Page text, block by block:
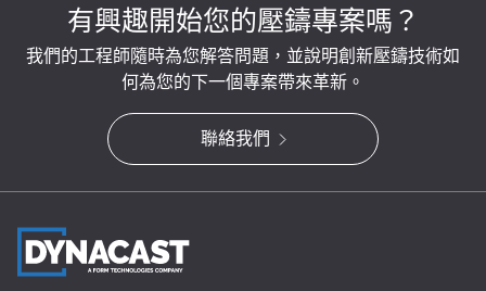
有興趣開始您的壓鑄專案嗎？
我們的工程師隨時為您解答問題，並說明創新壓鑄技術如
何為您的下一個專案帶來革新。
聯絡我們